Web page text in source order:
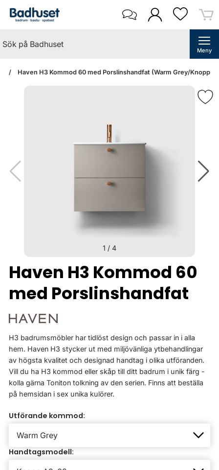
Meny
Haven H3 Kommod 60 med Porslinshandfat (Warm Grey/Knopp
1 / 4
Haven H3 Kommod 60
med Porslinshandfat
H3 badrumsmöbler har tidlöst design och passar in i alla
hem. Haven H3 stycker ut med miljövänliga ytbehandlingar
av högsta kvalitet och designad handtag i olika utföranden.
Vill du ha H3 kommod eller skåp till ditt badrum i unik färg -
kolla gärna Toniton tolkning av den serien. Finns att beställa
på hemsidan i sex unika kulörer.
Utförande kommod:
Handtagsmodell: